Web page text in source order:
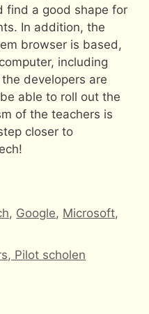
find a good shape for
In addition, the
browser is based,
including
developers are
able to roll out the
of the teachers is
closer to
, Google, Microsoft,
Pilot scholen